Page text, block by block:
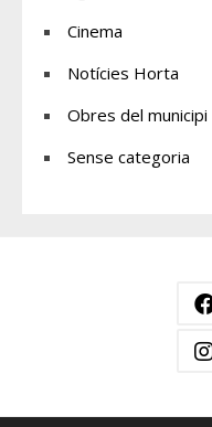
Cinema
Notícies Horta
Obres del municipi
Sense categoria